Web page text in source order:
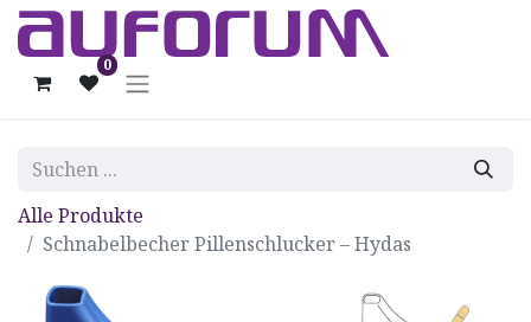
0
Alle Produkte
Schnabelbecher Pillenschlucker – Hydas